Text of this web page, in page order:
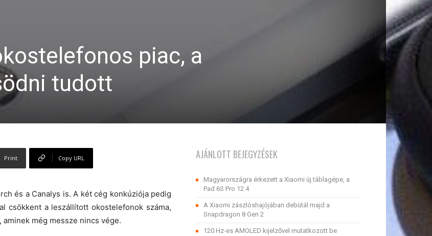
piac, a
tudott
Print Copy URL
és a Canalys is. A két cég konkúziója pedig
csökkent a leszállított okostelefonok száma,
még messze nincs vége.
AJÁNLOTT BEJEGYZÉSEK
Magyarországra érkezett a Xiaomi új táblagépe, a
Pad 6S Pro 12.4
A Xiaomi zászlóshajójában debütál majd a
Snapdragon 8 Gen 2
120 Hz-es AMOLED kijelzővel mutatkozott be